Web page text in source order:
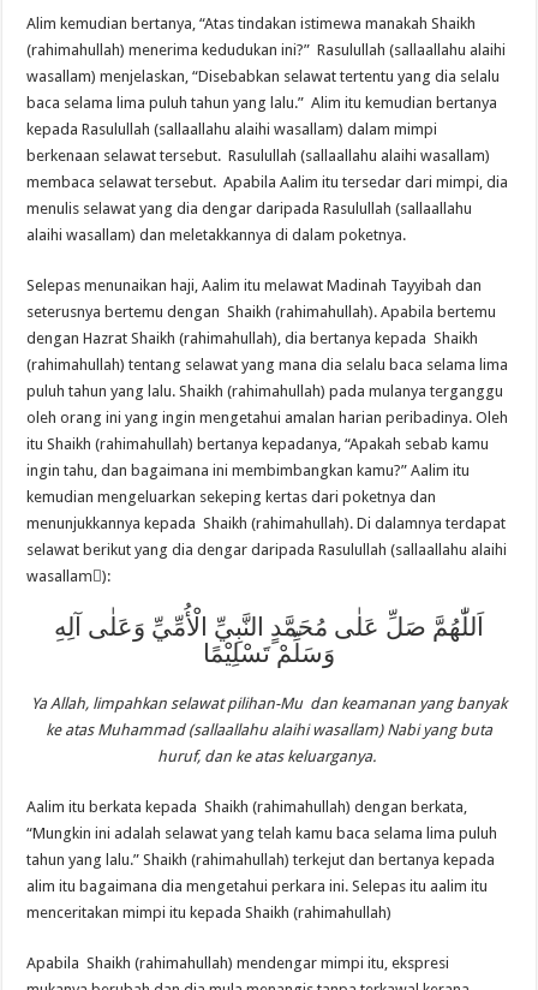
Alim kemudian bertanya, “Atas tindakan istimewa manakah Shaikh
(rahimahullah) menerima kedudukan ini?” Rasulullah (sallaallahu alaihi
wasallam) menjelaskan, “Disebabkan selawat tertentu yang dia selalu
baca selama lima puluh tahun yang lalu.” Alim itu kemudian bertanya
kepada Rasulullah (sallaallahu alaihi wasallam) dalam mimpi
berkenaan selawat tersebut. Rasulullah (sallaallahu alaihi wasallam)
membaca selawat tersebut. Apabila Aalim itu tersedar dari mimpi, dia
menulis selawat yang dia dengar daripada Rasulullah (sallaallahu
alaihi wasallam) dan meletakkannya di dalam poketnya.
Selepas menunaikan haji, Aalim itu melawat Madinah Tayyibah dan
seterusnya bertemu dengan Shaikh (rahimahullah). Apabila bertemu
dengan Hazrat Shaikh (rahimahullah), dia bertanya kepada Shaikh
(rahimahullah) tentang selawat yang mana dia selalu baca selama lima
puluh tahun yang lalu. Shaikh (rahimahullah) pada mulanya terganggu
oleh orang ini yang ingin mengetahui amalan harian peribadinya. Oleh
itu Shaikh (rahimahullah) bertanya kepadanya, “Apakah sebab kamu
ingin tahu, dan bagaimana ini membimbangkan kamu?” Aalim itu
kemudian mengeluarkan sekeping kertas dari poketnya dan
menunjukkannya kepada Shaikh (rahimahullah). Di dalamnya terdapat
selawat berikut yang dia dengar daripada Rasulullah (sallaallahu alaihi
wasallamَ):
اَللّٰهُمَّ صَلِّ عَلٰى مُحَمَّدٍ النَّبِيِّ الْأُمِّيِّ وَعَلٰى آلِهِ
وَسَلِّمْ تَسْلِيْمًا
Ya Allah, limpahkan selawat pilihan-Mu dan keamanan yang banyak
ke atas Muhammad (sallaallahu alaihi wasallam) Nabi yang buta
huruf, dan ke atas keluarganya.
Aalim itu berkata kepada Shaikh (rahimahullah) dengan berkata,
“Mungkin ini adalah selawat yang telah kamu baca selama lima puluh
tahun yang lalu.” Shaikh (rahimahullah) terkejut dan bertanya kepada
alim itu bagaimana dia mengetahui perkara ini. Selepas itu aalim itu
menceritakan mimpi itu kepada Shaikh (rahimahullah)
Apabila Shaikh (rahimahullah) mendengar mimpi itu, ekspresi